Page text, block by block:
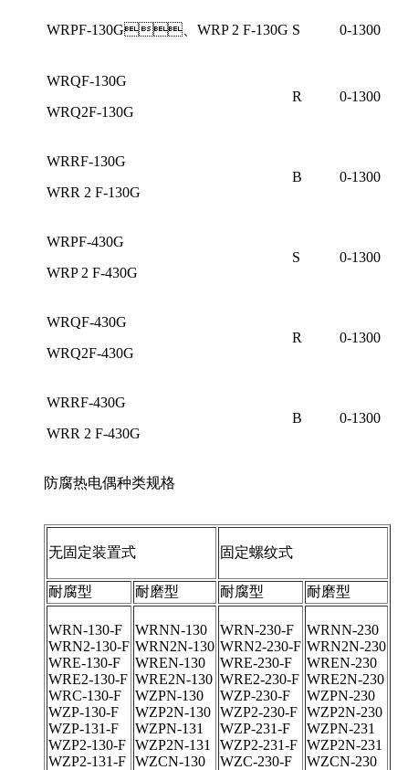
WRPF-130G、WRP 2 F-130G S 0-1300
WRQF-130G
WRQ2F-130G
R 0-1300
WRRF-130G
WRR 2 F-130G
B 0-1300
WRPF-430G
WRP 2 F-430G
S 0-1300
WRQF-430G
WRQ2F-430G
R 0-1300
WRRF-430G
WRR 2 F-430G
B 0-1300
防腐热电偶种类规格
无固定装置式 固定螺纹式
耐腐型 耐磨型 耐腐型 耐磨型
WRN-130-F
WRN2-130-F
WRE-130-F
WRE2-130-F
WRC-130-F
WZP-130-F
WZP-131-F
WZP2-130-F
WZP2-131-F
WRNN-130
WRN2N-130
WREN-130
WRE2N-130
WZPN-130
WZP2N-130
WZPN-131
WZP2N-131
WZCN-130
WRN-230-F
WRN2-230-F
WRE-230-F
WRE2-230-F
WZP-230-F
WZP2-230-F
WZP-231-F
WZP2-231-F
WZC-230-F
WRNN-230
WRN2N-230
WREN-230
WRE2N-230
WZPN-230
WZP2N-230
WZPN-231
WZP2N-231
WZCN-230